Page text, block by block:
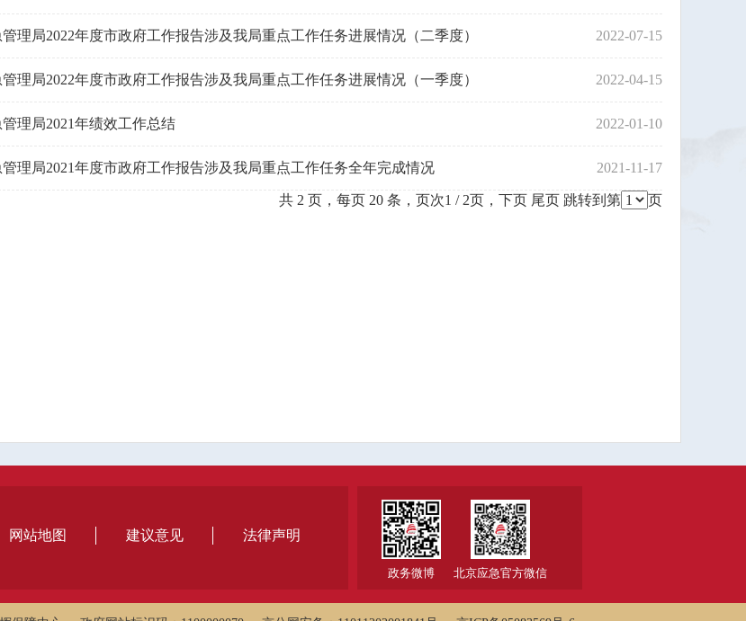
理局2022年度市政府工作报告涉及我局重点工作任务进展情况（二季度） 2022-07-15
理局2022年度市政府工作报告涉及我局重点工作任务进展情况（一季度） 2022-04-15
理局2021年绩效工作总结 2022-01-10
理局2021年度市政府工作报告涉及我局重点工作任务全年完成情况 2021-11-17
共 2 页，每页 20 条，页次1 / 2页， 下页 尾页 跳转到第 页
网站地图 建议意见 法律声明
政务微博 北京应急官方微信